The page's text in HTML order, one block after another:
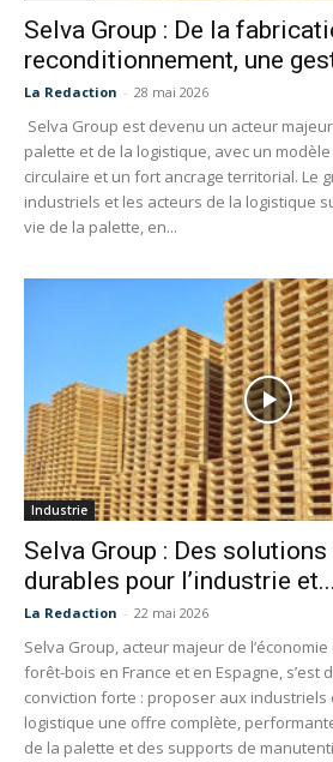
Selva Group : De la
reconditionnement, une
La Redaction - 28 mai 2026
Selva Group est devenu un acteur
palette et de la logistique, avec un
circulaire et un fort ancrage territorial. Le
industriels et les acteurs de la logistique
vie de la palette, en...
Industrie
Selva Group : Des
durables pour l’industrie et...
La Redaction - 22 mai 2026
Selva Group, acteur majeur de
forêt-bois en France et en Espagne, s’est
conviction forte : proposer aux industriels
logistique une offre complète,
de la palette et des supports de